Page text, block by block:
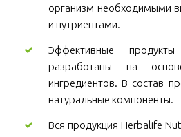
организм необходимыми
и нутриентами.
Эффективные
разработаны на
ингредиентов. В состав
натуральные компоненты.
Вся продукция Herbalife